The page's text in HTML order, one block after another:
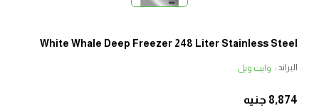
White Whale Deep Freezer 248 Liter Stainless Steel
البراند : وايت ويل
8,874 جنيه